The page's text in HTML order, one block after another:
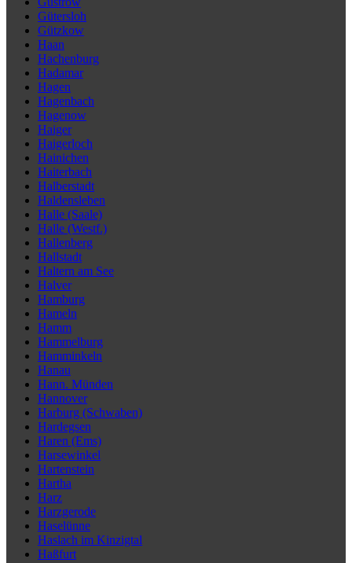
Gütersloh
Gützkow
Haan
Hachenburg
Hadamar
Hagen
Hagenbach
Hagenow
Haiger
Haigerloch
Hainichen
Haiterbach
Halberstadt
Haldensleben
Halle (Saale)
Halle (Westf.)
Hallenberg
Hallstadt
Haltern am See
Halver
Hamburg
Hameln
Hamm
Hammelburg
Hamminkeln
Hanau
Hann. Münden
Hannover
Harburg (Schwaben)
Hardegsen
Haren (Ems)
Harsewinkel
Hartenstein
Hartha
Harz
Harzgerode
Haselünne
Haslach im Kinzigtal
Haßfurt